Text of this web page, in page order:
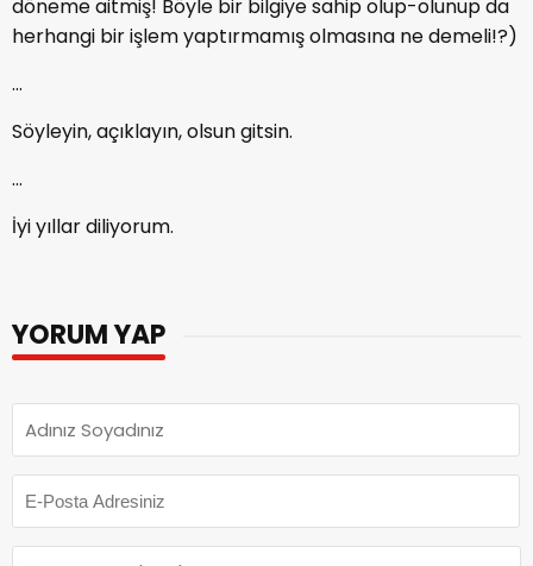
döneme aitmiş! Böyle bir bilgiye sahip olup-olunup da
herhangi bir işlem yaptırmamış olmasına ne demeli!?)
…
Söyleyin, açıklayın, olsun gitsin.
…
İyi yıllar diliyorum.
YORUM YAP